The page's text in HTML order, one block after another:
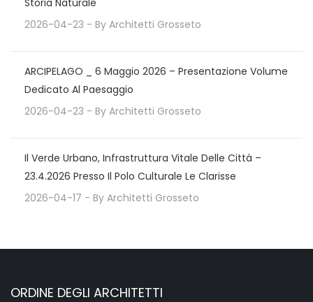
Storia Naturale
2026-04-23 - By Architetti Grosseto
ARCIPELAGO _ 6 Maggio 2026 – Presentazione Volume
Dedicato Al Paesaggio
2026-04-23 - By Architetti Grosseto
Il Verde Urbano, Infrastruttura Vitale Delle Città –
23.4.2026 Presso Il Polo Culturale Le Clarisse
2026-04-17 - By Architetti Grosseto
ORDINE DEGLI ARCHITETTI